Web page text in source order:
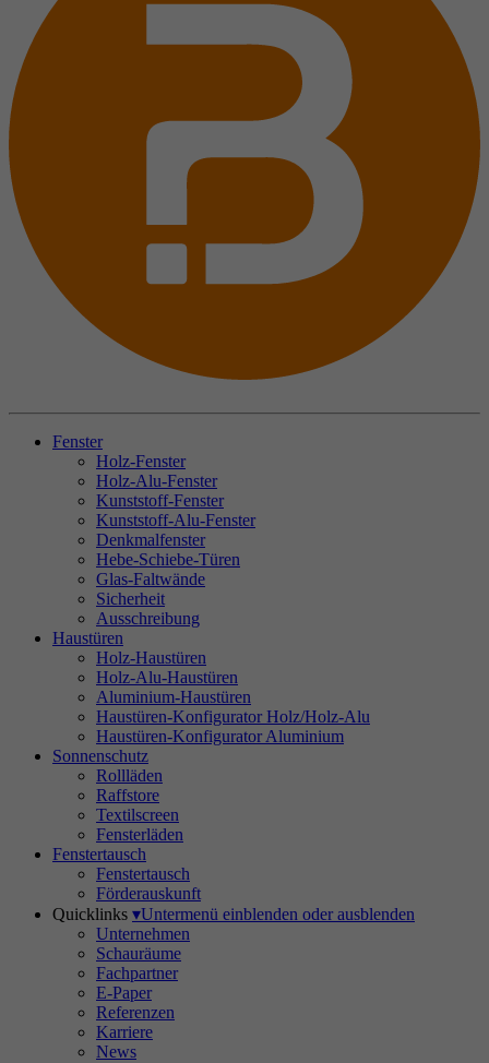
Fenster
Holz-Fenster
Holz-Alu-Fenster
Kunststoff-Fenster
Kunststoff-Alu-Fenster
Denkmalfenster
Hebe-Schiebe-Türen
Glas-Faltwände
Sicherheit
Ausschreibung
Haustüren
Holz-Haustüren
Holz-Alu-Haustüren
Aluminium-Haustüren
Haustüren-Konfigurator Holz/Holz-Alu
Haustüren-Konfigurator Aluminium
Sonnenschutz
Rollläden
Raffstore
Textilscreen
Fensterläden
Fenstertausch
Fenstertausch
Förderauskunft
Quicklinks ▾Untermenü einblenden oder ausblenden
Unternehmen
Schauräume
Fachpartner
E-Paper
Referenzen
Karriere
News